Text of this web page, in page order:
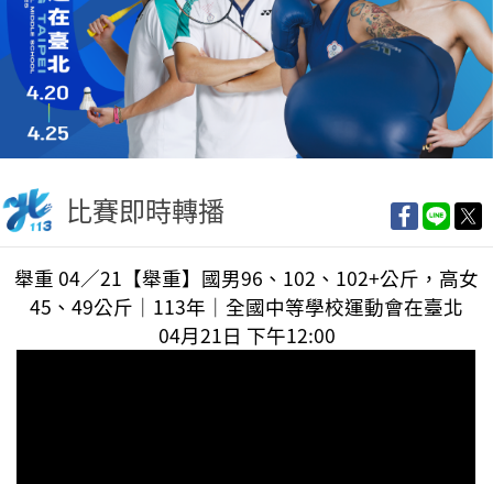
比賽即時轉播
舉重 04／21【舉重】國男96、102、102+公斤，高女
45、49公斤｜113年｜全國中等學校運動會在臺北
04月21日 下午12:00